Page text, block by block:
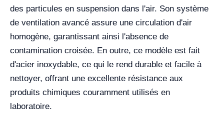
des particules en suspension dans l'air. Son système
de ventilation avancé assure une circulation d'air
homogène, garantissant ainsi l'absence de
contamination croisée. En outre, ce modèle est fait
d'acier inoxydable, ce qui le rend durable et facile à
nettoyer, offrant une excellente résistance aux
produits chimiques couramment utilisés en
laboratoire.